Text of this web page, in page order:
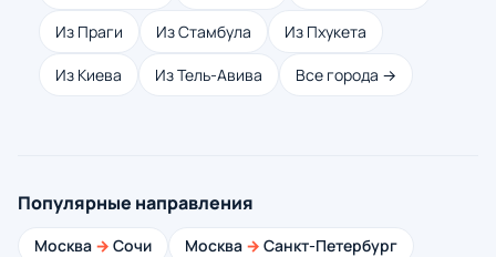
Из Праги Из Стамбула Из Пхукета
Из Киева Из Тель-Авива Все города →
Популярные направления
Москва → Сочи Москва → Санкт-Петербург